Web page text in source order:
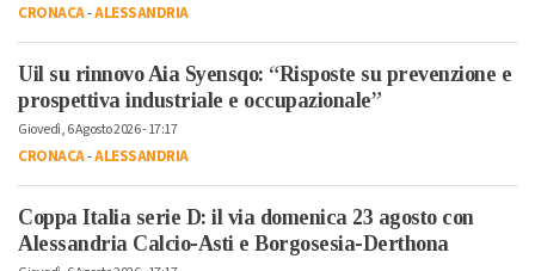
CRONACA-ALESSANDRIA
Uil su rinnovo Aia Syensqo: “Risposte su prevenzione e
prospettiva industriale e occupazionale”
Giovedì, 6 Agosto 2026 - 17:17
CRONACA-ALESSANDRIA
Coppa Italia serie D: il via domenica 23 agosto con
Alessandria Calcio-Asti e Borgosesia-Derthona